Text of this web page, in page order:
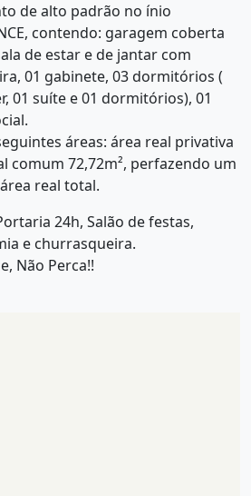
de alto padrão no ínio
contendo: garagem coberta
de estar e de jantar com
01 gabinete, 03 dormitórios (
01 suíte e 01 dormitórios), 01
áreas: área real privativa
comum 72,72m², perfazendo um
real total.
24h, Salão de festas,
e churrasqueira.
Não Perca!!